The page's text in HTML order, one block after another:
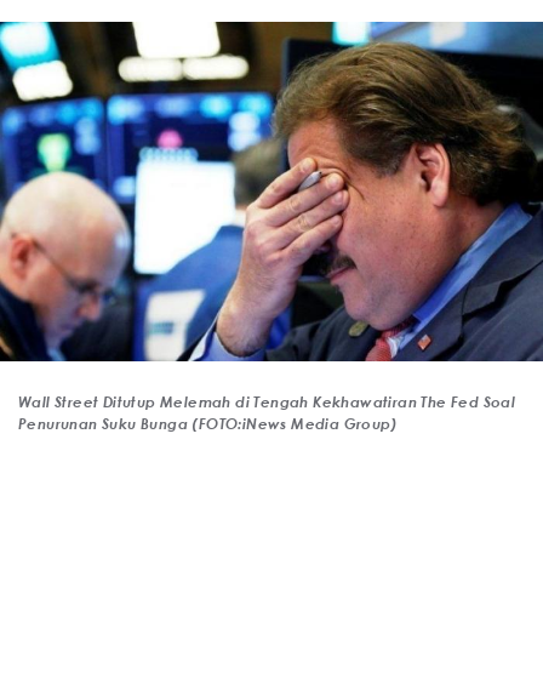
Wall Street Ditutup Melemah di Tengah Kekhawatiran The Fed Soal
Penurunan Suku Bunga (FOTO:iNews Media Group)